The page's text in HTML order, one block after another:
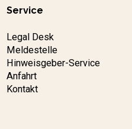
Service
Legal Desk
Meldestelle
Hinweisgeber-Service
Anfahrt
Kontakt